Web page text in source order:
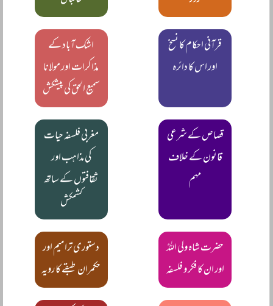
قرآنی احکام کا نسخ
اور اس کا دائرہ
اشک آباد کے
مذاکرات اور مولانا
سمیع الحق کی پیشکش
قصاص کے شرعی
قانون کے خلاف
مہم
مغربی فلسفہ حیات
کی مذاہب اور
ثقافتوں کے ساتھ
کشمکش
حضرت شاہ ولی اللہؒ
اور ان کا فکر و فلسفہ
دستوری ترامیم اور
حکمران طبقے کا رویہ